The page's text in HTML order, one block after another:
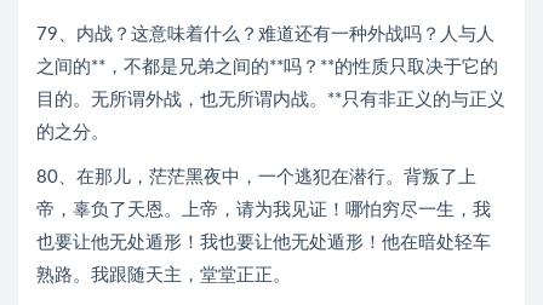
79、内战？这意味着什么？难道还有一种外战吗？人与人
之间的**，不都是兄弟之间的**吗？**的性质只取决于它的
目的。无所谓外战，也无所谓内战。**只有非正义的与正义
的之分。
80、在那儿，茫茫黑夜中，一个逃犯在潜行。背叛了上
帝，辜负了天恩。上帝，请为我见证！哪怕穷尽一生，我
也要让他无处遁形！我也要让他无处遁形！他在暗处轻车
熟路。我跟随天主，堂堂正正。